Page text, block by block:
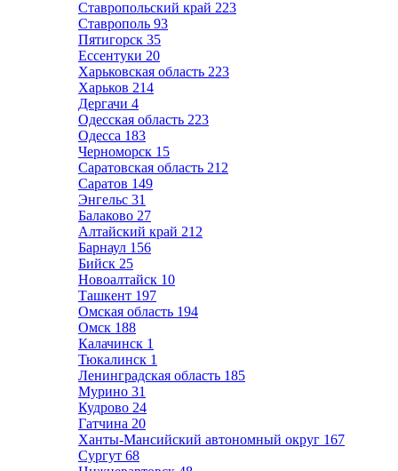
Ставропольский край 223
Ставрополь 93
Пятигорск 35
Ессентуки 20
Харьковская область 223
Харьков 214
Дергачи 4
Одесская область 223
Одесса 183
Черноморск 15
Саратовская область 212
Саратов 149
Энгельс 31
Балаково 27
Алтайский край 212
Барнаул 156
Бийск 25
Новоалтайск 10
Ташкент 197
Омская область 194
Омск 188
Калачинск 1
Тюкалинск 1
Ленинградская область 185
Мурино 31
Кудрово 24
Гатчина 20
Ханты-Мансийский автономный округ 167
Сургут 68